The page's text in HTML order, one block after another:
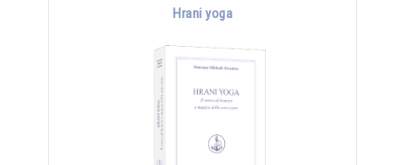
Hrani yoga